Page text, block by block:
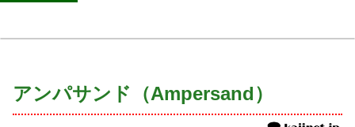
アンパサンド（Ampersand）